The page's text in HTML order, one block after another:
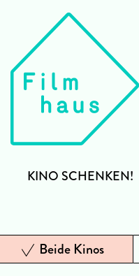
KINO SCHENKEN!
Beide Kinos